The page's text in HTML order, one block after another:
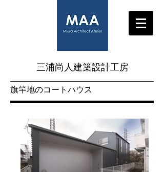
三浦尚人建築設計工房
​旗竿地のコートハウス